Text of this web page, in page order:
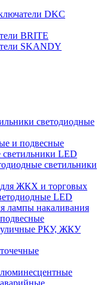
DKC
BRITE
SKANDY
светодиодные
и подвесные
светильники LED
светильники
ЖКХ и торговых
LED
лампы накаливания
уличные РКУ, ЖКУ